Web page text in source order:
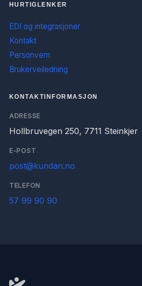
HURTIGLENKER
EDI og integrasjoner
Kontakt
Personvern
Brukerveiledning
KONTAKTINFORMASJON
ADRESSE
Hollbruvegen 250, 7711 Steinkjer
E-POST
post@kundan.no
TELEFON
57 99 90 90